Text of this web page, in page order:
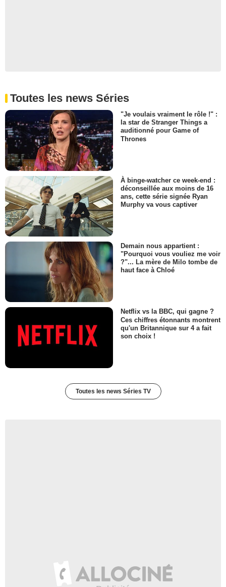
Toutes les news Séries
"Je voulais vraiment le rôle !" :
la star de Stranger Things a
auditionné pour Game of
Thrones
À binge-watcher ce week-end :
déconseillée aux moins de 16
ans, cette série signée Ryan
Murphy va vous captiver
Demain nous appartient :
"Pourquoi vous vouliez me voir
?"... La mère de Milo tombe de
haut face à Chloé
Netflix vs la BBC, qui gagne ?
Ces chiffres étonnants montrent
qu'un Britannique sur 4 a fait
son choix !
Toutes les news Séries TV